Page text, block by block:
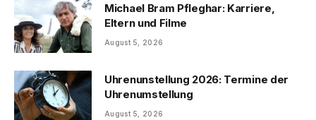
Michael Bram Pfleghar: Karriere,
Eltern und Filme
August 5, 2026
Uhrenunstellung 2026: Termine der
Uhrenumstellung
August 5, 2026